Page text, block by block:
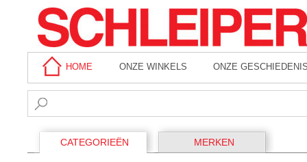
HOME ONZE WINKELS ONZE
CATEGORIEËN MERKEN